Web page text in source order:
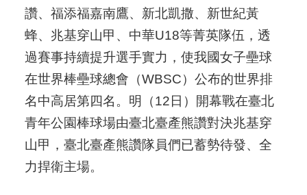
讚、福添福嘉南鷹、新北凱撒、新世紀黃
蜂、兆基穿山甲、中華U18等菁英隊伍，透
過賽事持續提升選手實力，使我國女子壘球
在世界棒壘球總會（WBSC）公布的世界排
名中高居第四名。明（12日）開幕戰在臺北
青年公園棒球場由臺北臺產熊讚對決兆基穿
山甲，臺北臺產熊讚隊員們已蓄勢待發、全
力捍衛主場。